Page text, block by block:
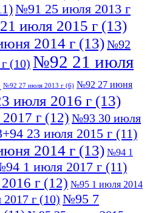
№91 25 июля 2013 г
июля 2015 г (13)
2014 г (13)№92
(10) №92 21 июля
№92 27 июля 2013 г (6) №92 27 июня
июля 2016 г (13)
г (12) №93 30 июля
23 июля 2015 г (11)
2014 г (13) №94 1
1 июля 2017 г (11)
г (12) №95 1 июля 2014
г (10) №95 7